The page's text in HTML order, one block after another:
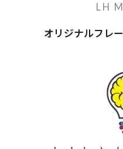
LH
オリジナルフレ